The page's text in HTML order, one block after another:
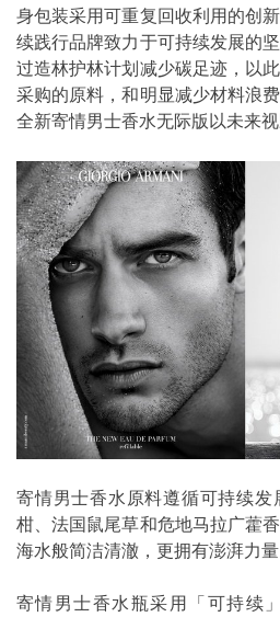
身包装采用可重复回收利用的创
续践行品牌致力于可持续发展的
过造林护林计划减少碳足迹，以
采购的原料，和明显减少材料浪
全新寄情男士香水无际版以未来
寄情男士香水原料遵循可持续
柑、法国鼠尾草和危地马拉广藿
海水般简洁清澈，更拥有澎湃力量
寄情男士香水瓶采用「可持续